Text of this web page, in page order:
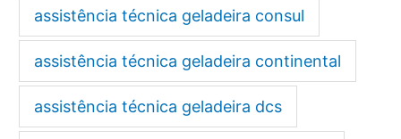
assistência técnica geladeira consul
assistência técnica geladeira continental
assistência técnica geladeira dcs